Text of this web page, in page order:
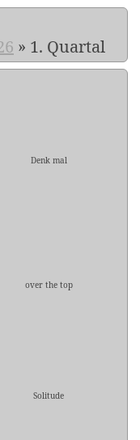
» 1. Quartal
Denk mal
over the top
Solitude